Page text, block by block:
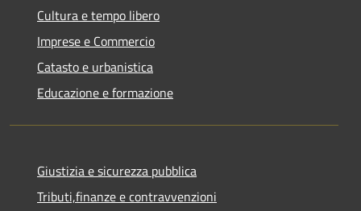
Cultura e tempo libero
Imprese e Commercio
Catasto e urbanistica
Educazione e formazione
Giustizia e sicurezza pubblica
Tributi,finanze e contravvenzioni